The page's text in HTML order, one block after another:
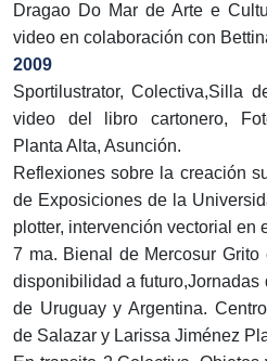
Dragao Do Mar de Arte e
video en colaboración con
2009
Sportilustrator, Colectiva,Silla
video del libro cartonero,
Planta Alta, Asunción.
Reflexiones sobre la creación
de Exposiciones de la
plotter, intervención vectorial en
7 ma. Bienal de Mercosur
disponibilidad a
de Uruguay y Argentina.
de Salazar y Larissa Jiménez